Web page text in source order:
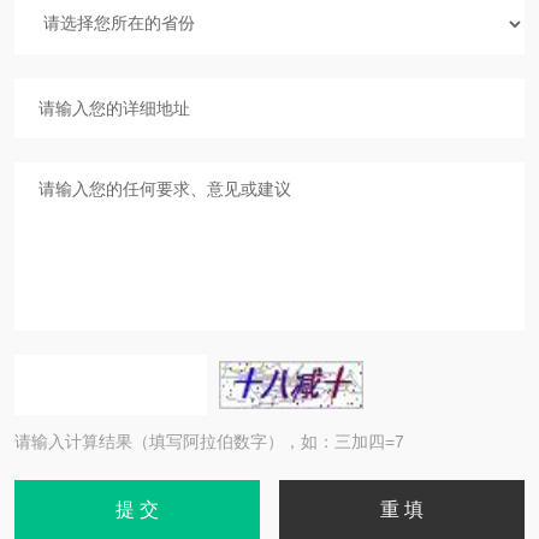
请输入计算结果（填写阿拉伯数字），如：三加四=7